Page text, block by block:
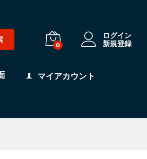
0
ログイン
新規登録
マイアカウント